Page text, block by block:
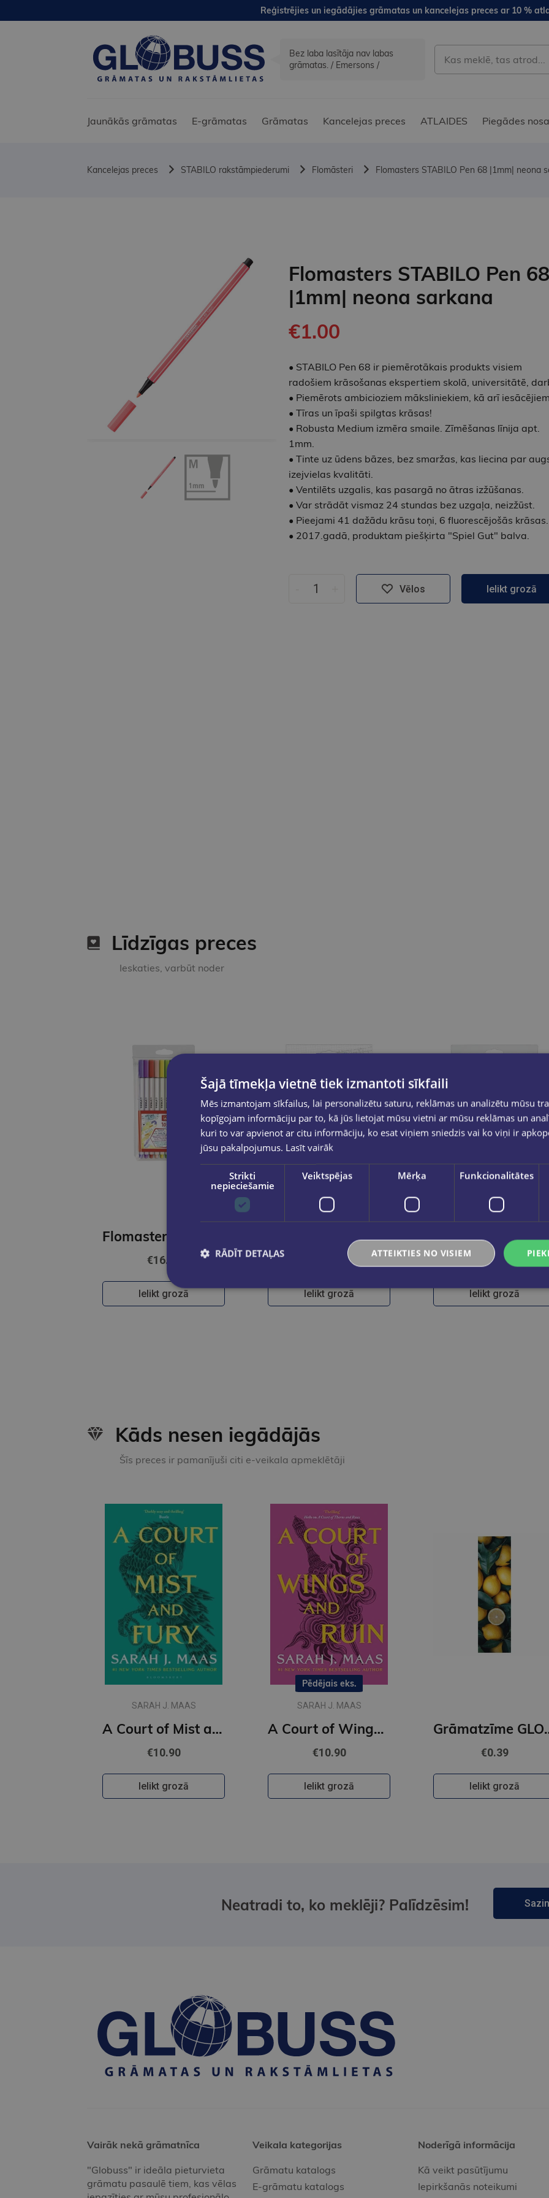
Reģistrējies un iegādājies grāmatas un kancelejas preces ar 10 %
Bez laba lasītāja nav labas
grāmatas. / Emersons /
Jaunākās grāmatas E-grāmatas Grāmatas Kancelejas preces ATLAIDES Piegādes
Kancelejas preces STABILO rakstāmpiederumi Flomāsteri Flomasters STABILO Pen 68 |1mm| neona
Flomasters STABILO Pen 68
|1mm| neona sarkana
€1.00
• STABILO Pen 68 ir piemērotākais produkts visiem
radošiem krāsošanas ekspertiem skolā, universitātē,
• Piemērots ambicioziem māksliniekiem, kā arī
• Tīras un īpaši spilgtas krāsas!
• Robusta Medium izmēra smaile. Zīmēšanas līnija apt.
1mm.
• Tinte uz ūdens bāzes, bez smaržas, kas liecina par
izejvielas kvalitāti.
• Ventilēts uzgalis, kas pasargā no ātras izžūšanas.
• Var strādāt vismaz 24 stundas bez uzgaļa, neizžūst.
• Pieejami 41 dažādu krāsu toņi, 6 fluorescējošās krāsas.
• 2017.gadā, produktam piešķirta "Spiel Gut" balva.
Vēlos Ielikt grozā
Līdzīgas preces
Ieskaties, varbūt noder
€16.95
Ielikt grozā
STABILO point 88 18gb kartona iepakojumā
Ielikt grozā
Flomasteri
€26.00
Ielikt grozā
Kāds nesen iegādājās
Šīs preces ir pamanījuši citi e-veikala apmeklētāji
SARAH J. MAAS
A Court of Mist and Fury : 2
€10.90
Ielikt grozā
Pēdējais eks.
SARAH J. MAAS
A Court of Wings and Ruin : 3
€10.90
Ielikt grozā
€0.39
Ielikt grozā
Neatradi to, ko meklēji? Palīdzēsim!
Vairāk nekā grāmatnīca
"Globuss" ir ideāla pieturvieta
grāmatu pasaulē tiem, kas vēlas
Veikala kategorijas
Grāmatu katalogs
E-grāmatu katalogs
Noderīgā informācija
Kā veikt pasūtījumu
Iepirkšanās noteikumi
Šajā tīmekļa vietnē tiek izmantoti sīkfaili
Mēs izmantojam sīkfailus, lai personalizētu saturu, reklāmas un analizētu mūsu
kopīgojam informāciju par to, kā jūs lietojat mūsu vietni ar mūsu reklāmas un
kuri to var apvienot ar citu informāciju, ko esat viņiem sniedzis vai ko viņi ir
jūsu pakalpojumus. Lasīt vairāk
Strikti
nepieciešamie
Veiktspējas Mērķa Funkcionalitātes
ATTEIKTIES NO VISIEM
RĀDĪT DETAĻAS